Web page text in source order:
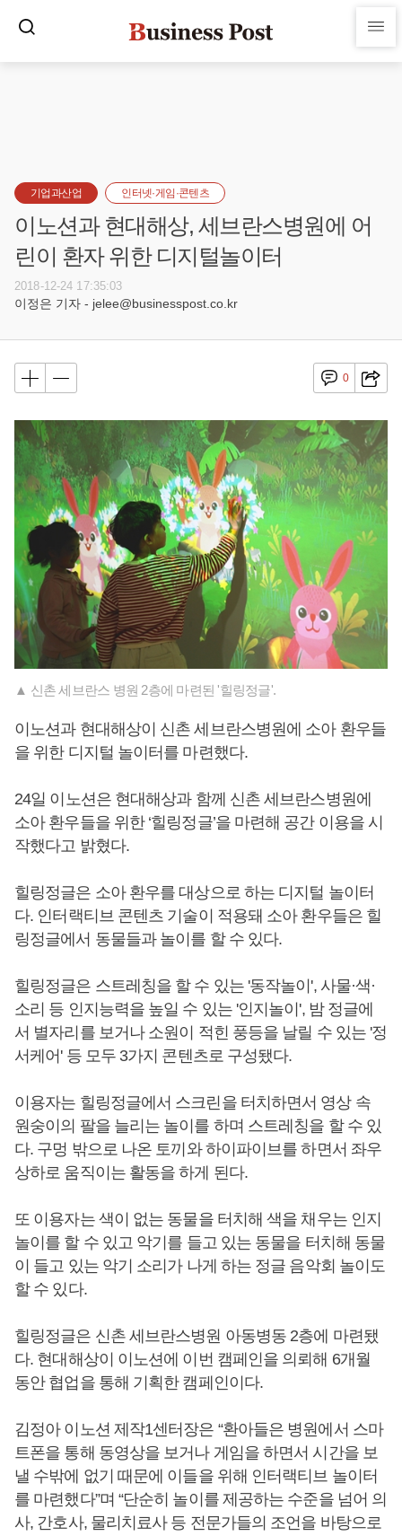
기업과산업 인터넷·게임·콘텐츠
이노션과 현대해상, 세브란스병원에 어
린이 환자 위한 디지털놀이터
2018-12-24 17:35:03
이정은 기자 - jelee@businesspost.co.kr
0
▲ 신촌 세브란스 병원 2층에 마련된 '힐링정글'.
이노션과 현대해상이 신촌 세브란스병원에 소아 환우들
을 위한 디지털 놀이터를 마련했다.
24일 이노션은 현대해상과 함께 신촌 세브란스병원에
소아 환우들을 위한 ‘힐링정글’을 마련해 공간 이용을 시
작했다고 밝혔다.
힐링정글은 소아 환우를 대상으로 하는 디지털 놀이터
다. 인터랙티브 콘텐츠 기술이 적용돼 소아 환우들은 힐
링정글에서 동물들과 놀이를 할 수 있다.
힐링정글은 스트레칭을 할 수 있는 '동작놀이', 사물·색·
소리 등 인지능력을 높일 수 있는 '인지놀이', 밤 정글에
서 별자리를 보거나 소원이 적힌 풍등을 날릴 수 있는 '정
서케어' 등 모두 3가지 콘텐츠로 구성됐다.
이용자는 힐링정글에서 스크린을 터치하면서 영상 속
원숭이의 팔을 늘리는 놀이를 하며 스트레칭을 할 수 있
다. 구멍 밖으로 나온 토끼와 하이파이브를 하면서 좌우
상하로 움직이는 활동을 하게 된다.
또 이용자는 색이 없는 동물을 터치해 색을 채우는 인지
놀이를 할 수 있고 악기를 들고 있는 동물을 터치해 동물
이 들고 있는 악기 소리가 나게 하는 정글 음악회 놀이도
할 수 있다.
힐링정글은 신촌 세브란스병원 아동병동 2층에 마련됐
다. 현대해상이 이노션에 이번 캠페인을 의뢰해 6개월
동안 협업을 통해 기획한 캠페인이다.
김정아 이노션 제작1센터장은 “환아들은 병원에서 스마
트폰을 통해 동영상을 보거나 게임을 하면서 시간을 보
낼 수밖에 없기 때문에 이들을 위해 인터랙티브 놀이터
를 마련했다”며 “단순히 놀이를 제공하는 수준을 넘어 의
사, 간호사, 물리치료사 등 전문가들의 조언을 바탕으로